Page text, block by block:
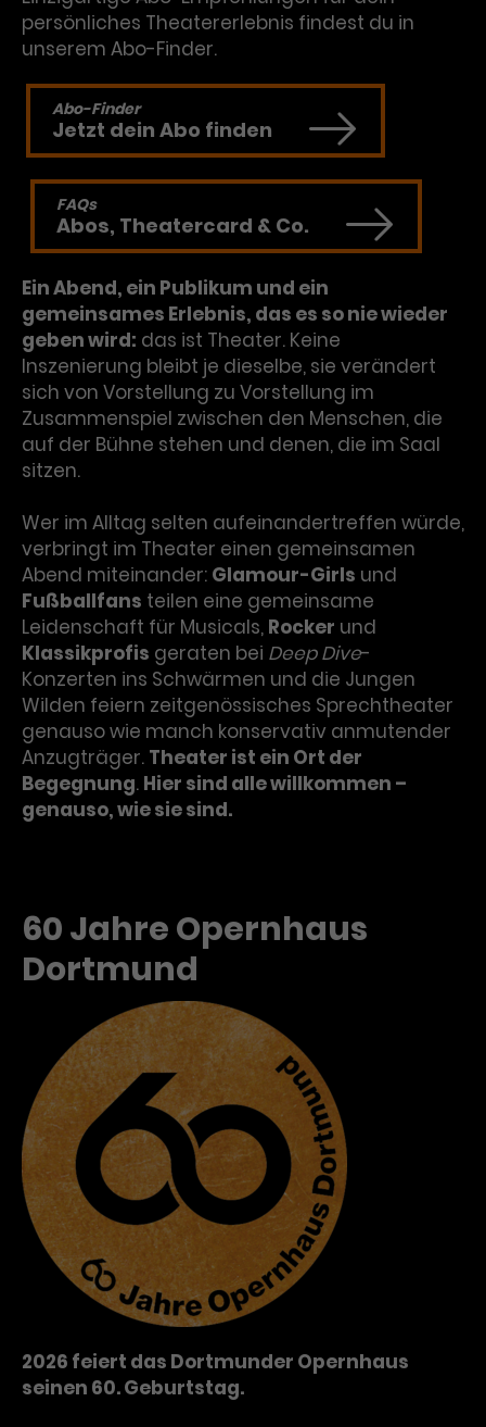
persönliches Theatererlebnis findest du in
unserem Abo-Finder.
Abo-Finder
Jetzt dein Abo finden
FAQs
Abos, Theatercard & Co.
Ein Abend, ein Publikum und ein
gemeinsames Erlebnis, das es so nie wieder
geben wird: das ist Theater. Keine
Inszenierung bleibt je dieselbe, sie verändert
sich von Vorstellung zu Vorstellung im
Zusammenspiel zwischen den Menschen, die
auf der Bühne stehen und denen, die im Saal
sitzen.
Wer im Alltag selten aufeinandertreffen würde,
verbringt im Theater einen gemeinsamen
Abend miteinander: Glamour-Girls und
Fußballfans teilen eine gemeinsame
Leidenschaft für Musicals, Rocker und
Klassikprofis geraten bei Deep Dive-
Konzerten ins Schwärmen und die Jungen
Wilden feiern zeitgenössisches Sprechtheater
genauso wie manch konservativ anmutender
Anzugträger. Theater ist ein Ort der
Begegnung. Hier sind alle willkommen –
genauso, wie sie sind.
60 Jahre Opernhaus
Dortmund
2026 feiert das Dortmunder Opernhaus
seinen 60. Geburtstag.